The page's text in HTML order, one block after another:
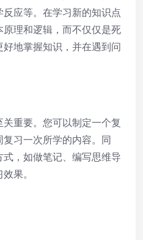
应等。在学习新的知识点
理和逻辑，而不仅仅是死
地掌握知识，并在遇到问
重要。您可以制定一个复
习一次所学的内容。同
，如做笔记、编写思维导
果。